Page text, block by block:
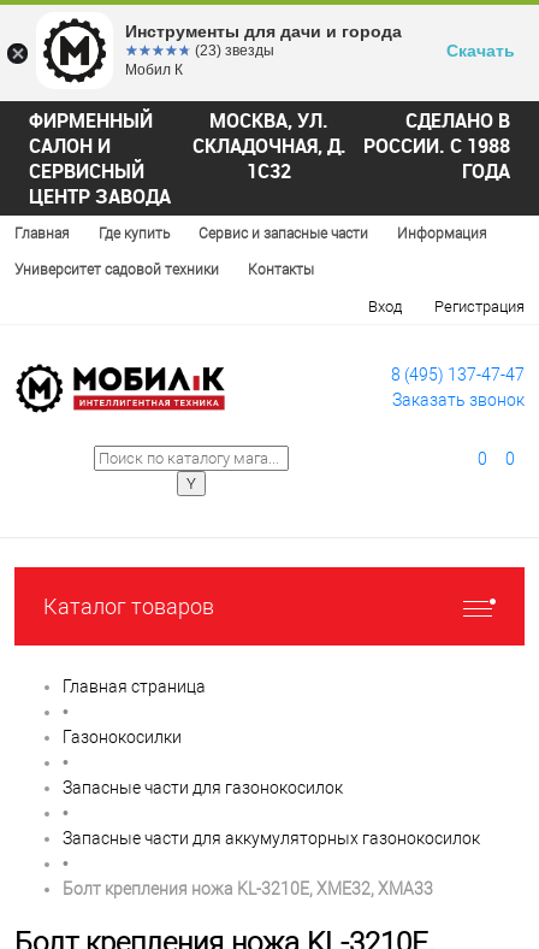
ФИРМЕННЫЙ
САЛОН И
СЕРВИСНЫЙ
ЦЕНТР ЗАВОДА
МОСКВА, УЛ.
СКЛАДОЧНАЯ, Д.
1С32
СДЕЛАНО В
РОССИИ. С 1988
ГОДА
Главная Где купить Сервис и запасные части Информация
Университет садовой техники Контакты
Вход Регистрация
8 (495) 137-47-47
Заказать звонок
0 0
Каталог товаров
Главная страница
•
Газонокосилки
•
Запасные части для газонокосилок
•
Запасные части для аккумуляторных газонокосилок
•
Болт крепления ножа KL-3210E, XME32, XMA33
Инструменты для дачи и города
☆☆☆☆☆
★★★★★ (23) звезды
Мобил К
Скачать